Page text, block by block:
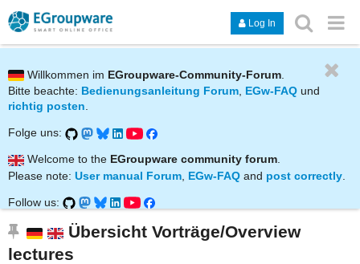
Log In
Willkommen im EGroupware-Community-Forum
Bitte beachte: Bedienungsanleitung Forum, EGw-FAQ und
richtig posten.
Folge uns:
Welcome to the EGroupware community forum.
Please note: User manual Forum EGw-FAQ and post correctly
Follow us:
Übersicht Vorträge/Overview
lectures